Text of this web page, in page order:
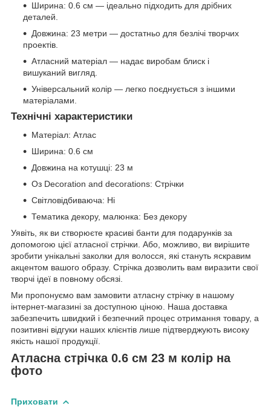
Ширина: 0.6 см — ідеально підходить для дрібних
деталей.
Довжина: 23 метри — достатньо для безлічі творчих
проектів.
Атласний матеріал — надає виробам блиск і
вишуканий вигляд.
Універсальний колір — легко поєднується з іншими
матеріалами.
Технічні характеристики
Матеріал: Атлас
Ширина: 0.6 см
Довжина на котушці: 23 м
Оз Decoration and decorations: Стрічки
Світловідбиваюча: Ні
Тематика декору, малюнка: Без декору
Уявіть, як ви створюєте красиві банти для подарунків за
допомогою цієї атласної стрічки. Або, можливо, ви вирішите
зробити унікальні заколки для волосся, які стануть яскравим
акцентом вашого образу. Стрічка дозволить вам виразити свої
творчі ідеї в повному обсязі.
Ми пропонуємо вам замовити атласну стрічку в нашому
інтернет-магазині за доступною ціною. Наша доставка
забезпечить швидкий і безпечний процес отримання товару, а
позитивні відгуки наших клієнтів лише підтверджують високу
якість нашої продукції.
Атласна стрічка 0.6 см 23 м колір на
фото
Приховати